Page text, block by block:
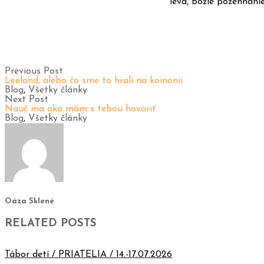
Previous Post
Leeland, alebo čo sme to hrali na koinonii
Blog, Všetky články
Next Post
Nauč ma ako mám s tebou hovoriť
Blog, Všetky články
Oáza Sklené
RELATED POSTS
Tábor detí / PRIATELIA / 14.-17.07.2026